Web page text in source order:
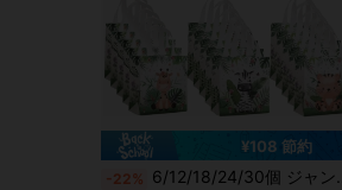
¥108 節約
-22% 6/12/18/24/30個 ジャングルアドベンチャー 折りたたみ式 ポリプロピレン ギフトバッグ & トートバッグ、森の動物柄 ジャングルテーマ パーティーグッズ 子供の誕生日会用